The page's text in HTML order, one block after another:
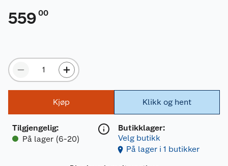
559 00
Kjøp
Tilgjengelig:
På lager (6-20)
Klikk og hent
Butikklager:
Velg butikk
På lager i 1 butikker